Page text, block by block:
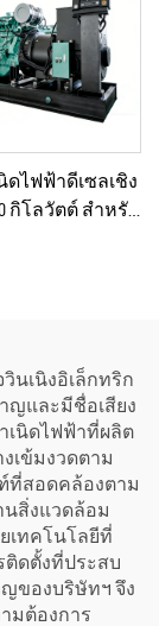
ดไฟฟ้าดีเซลเชิง
กิโลวัตต์ สำหรับ
นเนิงอิเล็กทริก
ญและมีชื่อเสียง
เนิดไฟฟ้าที่ผลิต
เข้มงวดตาม
ที่สอดคล้องตาม
นสิ่งแวดล้อม
เทคโนโลยีที่
ติดตั้งที่ประสบ
ญของบริษัทฯ จึง
มต้องการ